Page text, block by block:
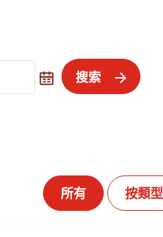
搜索
所有 按類型